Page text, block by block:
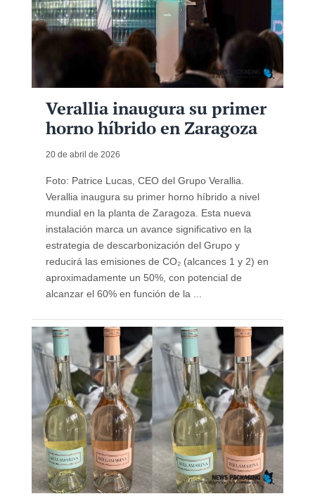
Verallia inaugura su primer
horno híbrido en Zaragoza
20 de abril de 2026
Foto: Patrice Lucas, CEO del Grupo Verallia.
Verallia inaugura su primer horno híbrido a nivel
mundial en la planta de Zaragoza. Esta nueva
instalación marca un avance significativo en la
estrategia de descarbonización del Grupo y
reducirá las emisiones de CO₂ (alcances 1 y 2) en
aproximadamente un 50%, con potencial de
alcanzar el 60% en función de la ...